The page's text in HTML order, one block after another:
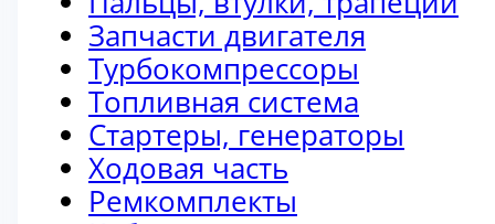
Запчасти двигателя
Турбокомпрессоры
Топливная система
Стартеры, генераторы
Ходовая часть
Ремкомплекты